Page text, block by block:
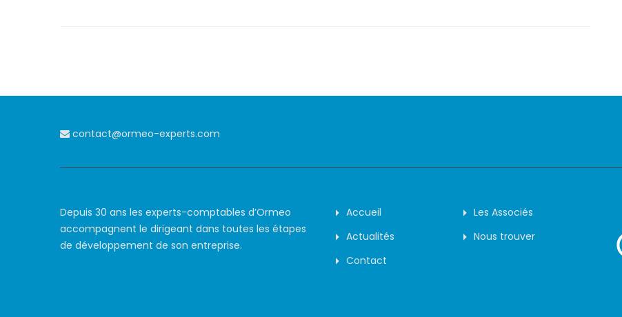
contact@ormeo-experts.com
Depuis 30 ans les experts-comptables d’Ormeo
accompagnent le dirigeant dans toutes les étapes
de développement de son entreprise.
Accueil
Les Associés
Actualités
Nous trouver
Contact